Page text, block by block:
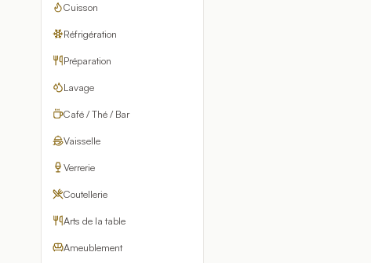
Cuisson
Réfrigération
Préparation
Lavage
Café / Thé / Bar
Vaisselle
Verrerie
Coutellerie
Arts de la table
Ameublement